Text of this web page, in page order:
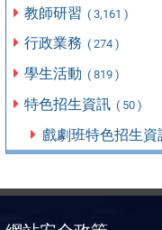
教師研習 ( 3,161 )
行政業務 ( 274 )
學生活動 ( 819 )
特色招生資訊 ( 50 )
戲劇班特色招生資